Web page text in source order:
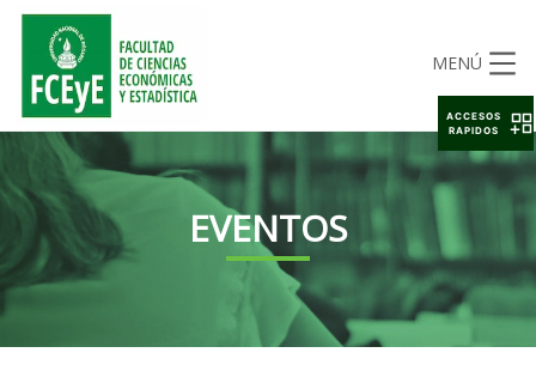
MENÚ
EVENTOS
ACCESOS
RAPIDOS